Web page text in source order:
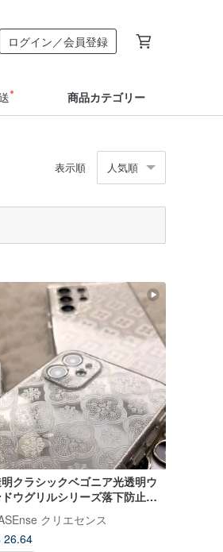
ログイン／会員登録
商品カテゴリー
表示順 人気順
クラシックベゴニア光透明ウ
ドウグリルシリーズ落下防止携
クリエセンス
26.64